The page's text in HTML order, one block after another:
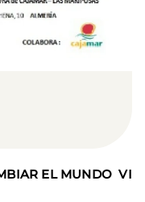
EL MUNDO VI